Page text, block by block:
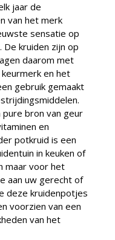
jaar de
van het merk
sensatie op
De kruiden zijn op
daarom met
en het
gebruik gemaakt
bron van geur
en
potkruid is een
in keuken of
maar voor het
aan uw gerecht of
deze kruidenpotjes
voorzien van een
van het